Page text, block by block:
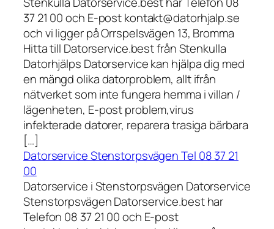
37 21 00 och E-post kontakt@datorhjalp.se
och vi ligger på Orrspelsvägen 13, Bromma
Hitta till Datorservice.best från Stenkulla
Datorhjälps Datorservice kan hjälpa dig med
en mängd olika datorproblem, allt ifrån
nätverket som inte fungera hemma i villan /
lägenheten, E-post problem,virus
infekterade datorer, reparera trasiga bärbara
[…]
Datorservice Stenstorpsvägen Tel 08 37 21
00
Datorservice i Stenstorpsvägen Datorservice
Stenstorpsvägen Datorservice.best har
Telefon 08 37 21 00 och E-post